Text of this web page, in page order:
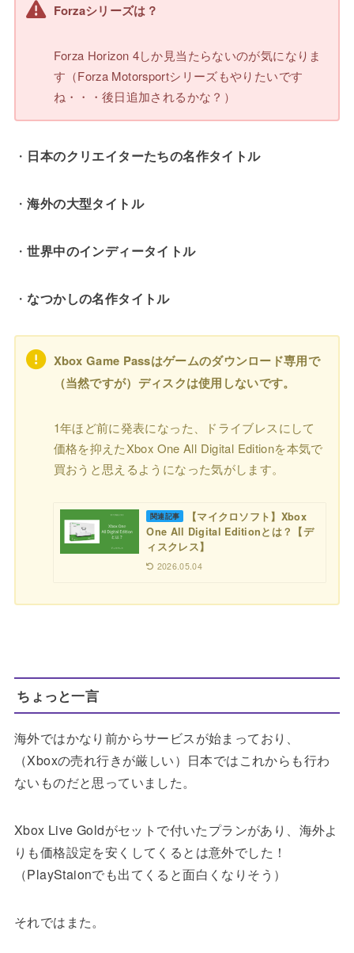
Forzaシリーズは？
Forza Horizon 4しか見当たらないのが気になりま
す（Forza Motorsportシリーズもやりたいです
ね・・・後日追加されるかな？）
・ 日本のクリエイターたちの名作タイトル
・海外の大型タイトル
・世界中のインディータイトル
・なつかしの名作タイトル
Xbox Game Passはゲームのダウンロード専用で
（当然ですが）ディスクは使用しないです。
1年ほど前に発表になった、ドライブレスにして
価格を抑えたXbox One All Digital Editionを本気で
買おうと思えるようになった気がします。
関連記事
【マイクロソフト】Xbox
One All Digital Editionとは？【デ
ィスクレス】
2026.05.04
ちょっと一言
海外ではかなり前からサービスが始まっており、
（Xboxの売れ行きが厳しい）日本ではこれからも行わ
ないものだと思っていました。
Xbox Live Goldがセットで付いたプランがあり、海外よ
りも価格設定を安くしてくるとは意外でした！
（PlayStaionでも出てくると面白くなりそう）
それではまた。